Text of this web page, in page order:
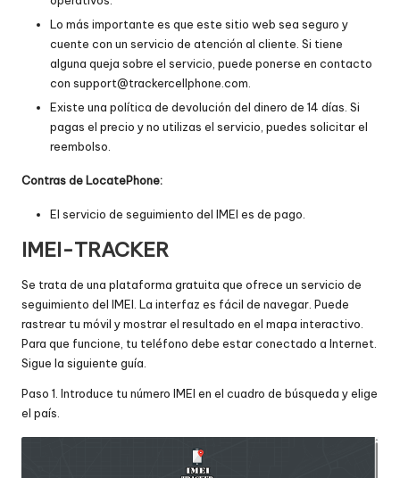
Lo más importante es que este sitio web sea seguro y
cuente con un servicio de atención al cliente. Si tiene
alguna queja sobre el servicio, puede ponerse en contacto
con support@trackercellphone.com.
Existe una política de devolución del dinero de 14 días. Si
pagas el precio y no utilizas el servicio, puedes solicitar el
reembolso.
Contras de LocatePhone:
El servicio de seguimiento del IMEI es de pago.
IMEI-TRACKER
Se trata de una plataforma gratuita que ofrece un servicio de
seguimiento del IMEI. La interfaz es fácil de navegar. Puede
rastrear tu móvil y mostrar el resultado en el mapa interactivo.
Para que funcione, tu teléfono debe estar conectado a Internet.
Sigue la siguiente guía.
Paso 1. Introduce tu número IMEI en el cuadro de búsqueda y elige
el país.